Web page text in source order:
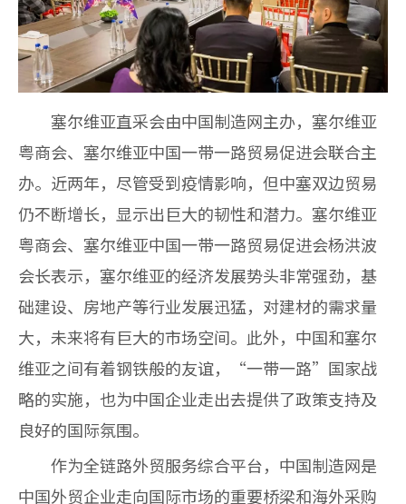
塞尔维亚直采会由中国制造网主办，塞尔维亚
粤商会、塞尔维亚中国一带一路贸易促进会联合主
办。近两年，尽管受到疫情影响，但中塞双边贸易
仍不断增长，显示出巨大的韧性和潜力。塞尔维亚
粤商会、塞尔维亚中国一带一路贸易促进会杨洪波
会长表示，塞尔维亚的经济发展势头非常强劲，基
础建设、房地产等行业发展迅猛，对建材的需求量
大，未来将有巨大的市场空间。此外，中国和塞尔
维亚之间有着钢铁般的友谊，“一带一路”国家战
略的实施，也为中国企业走出去提供了政策支持及
良好的国际氛围。
作为全链路外贸服务综合平台， 中国制造网是
中国外贸企业走向国际市场的重要桥梁和海外采购